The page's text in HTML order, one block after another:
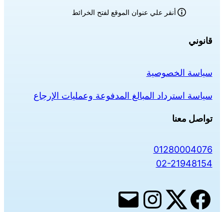
أنقر علي عنوان الموقع لفتح الخرائط
قانوني
سياسة الخصوصية
سياسة استرداد المبالغ المدفوعة وعمليات الإرجاع
تواصل معنا
01280004076
02-21948154